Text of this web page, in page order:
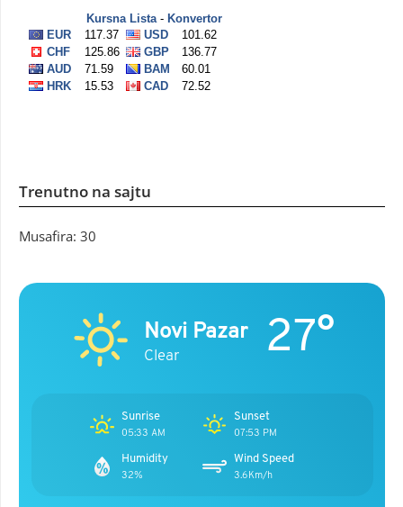
Trenutno na sajtu
Musafira: 30
Novi Pazar
Clear 27°
Sunrise
05:33 AM
Sunset
07:53 PM
Humidity
32%
Wind Speed
3.6Km/h